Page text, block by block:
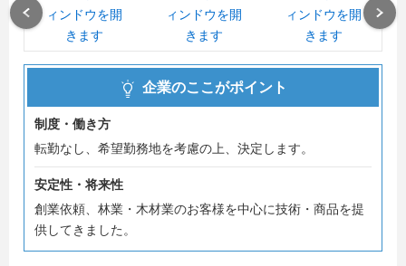
単なる会社紹介に留まらず、日常が分かる記事等も順次投
稿しておりますので、
ぜひご参照ください。
企業のここがポイント
制度・働き方
転勤なし、希望勤務地を考慮の上、決定します。
安定性・将来性
創業依頼、林業・木材業のお客様を中心に技術・商品を提
供してきました。